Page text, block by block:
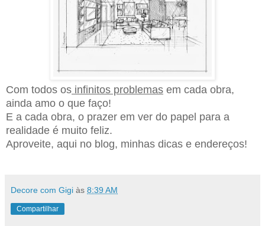
Com todos os infinitos problemas em cada obra,
ainda amo o que faço!
E a cada obra, o prazer em ver do papel para a
realidade é muito feliz.
Aproveite, aqui no blog, minhas dicas e endereços!
Decore com Gigi às 8:39 AM
Compartilhar